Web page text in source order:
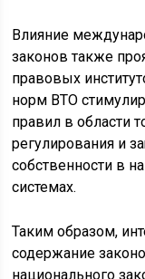
Влияние
законов также
правовых
норм ВТО
правил в области
регулирования и
собственности в
системах.
Таким образом,
содержание
национального